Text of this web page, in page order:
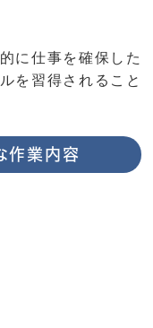
に仕事を確保した
を習得されること
作業内容